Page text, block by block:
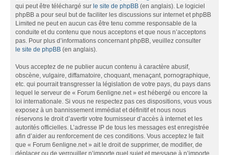
qui peut être téléchargé sur le site de phpBB (en anglais). Le logiciel
phpBB a pour seul but de faciliter les discussions sur internet et phpBB
Limited ne peut en aucun cas être tenu comme responsable de la
conduite et du contenu que nous acceptons et que nous n’acceptons
pas. Pour plus d’informations concernant phpBB, veuillez consulter
le site de phpBB (en anglais).
Vous acceptez de ne publier aucun contenu à caractère abusif,
obscène, vulgaire, diffamatoire, choquant, menaçant, pornographique,
etc. qui pourrait transgresser la législation de votre pays, du pays dans
lequel le serveur de « Forum 6enligne.net » est hébergé ou encore la
loi internationale. Si vous ne respectez pas ces dispositions, vous vous
exposez à un bannissement immédiat et définitif et nous nous
réservons le droit d’avertir votre fournisseur d’accès à internet et les
autorités officielles. L’adresse IP de tous les messages est enregistrée
afin d’aider au renforcement de ces conditions. Vous acceptez le fait
que « Forum 6enligne.net » ait le droit de supprimer, de modifier, de
déplacer ou de verrouiller n’importe quel sujet et message à n’importe